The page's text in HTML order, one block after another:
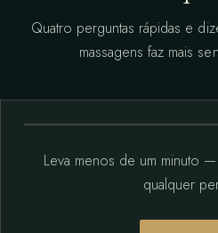
Quatro perguntas rápidas e
massagens faz mais
Leva menos de um minuto
qualquer